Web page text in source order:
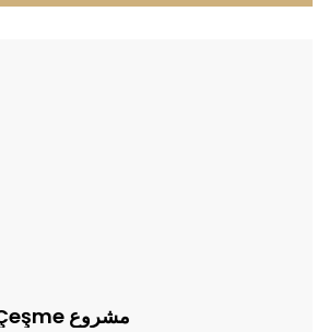
مشروع Folkart Hills Çeşme